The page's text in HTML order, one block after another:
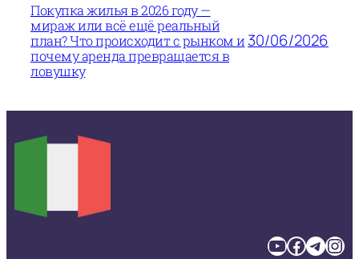
Покупка жилья в 2026 году —
мираж или всё ещё реальный
план? Что происходит с рынком и
почему аренда превращается в
ловушку
30/06/2026
YouTube Facebook TelegramInstagram